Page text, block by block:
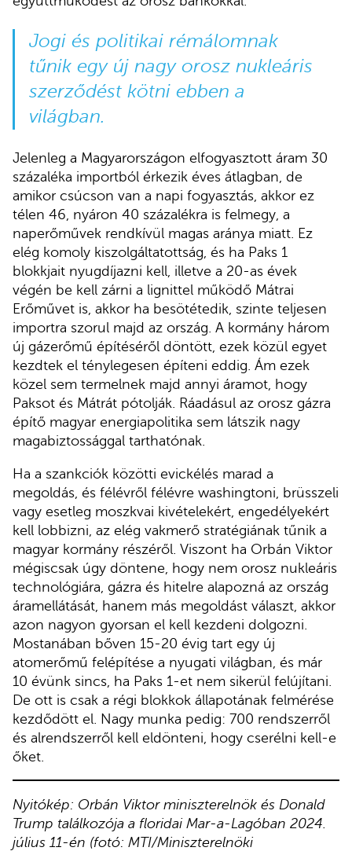
Jogi és politikai rémálomnak
tűnik egy új nagy orosz nukleáris
szerződést kötni ebben a
világban.
Jelenleg a Magyarországon elfogyasztott áram 30
százaléka importból érkezik éves átlagban, de
amikor csúcson van a napi fogyasztás, akkor ez
télen 46, nyáron 40 százalékra is felmegy, a
naperőművek rendkívül magas aránya miatt. Ez
elég komoly kiszolgáltatottság, és ha Paks 1
blokkjait nyugdíjazni kell, illetve a 20-as évek
végén be kell zárni a lignittel működő Mátrai
Erőművet is, akkor ha besötétedik, szinte teljesen
importra szorul majd az ország. A kormány három
új gázerőmű építéséről döntött, ezek közül egyet
kezdtek el ténylegesen építeni eddig. Ám ezek
közel sem termelnek majd annyi áramot, hogy
Paksot és Mátrát pótolják. Ráadásul az orosz gázra
építő magyar energiapolitika sem látszik nagy
magabiztossággal tarthatónak.
Ha a szankciók közötti evickélés marad a
megoldás, és félévről félévre washingtoni, brüsszeli
vagy esetleg moszkvai kivételekért, engedélyekért
kell lobbizni, az elég vakmerő stratégiának tűnik a
magyar kormány részéről. Viszont ha Orbán Viktor
mégiscsak úgy döntene, hogy nem orosz nukleáris
technológiára, gázra és hitelre alapozná az ország
áramellátását, hanem más megoldást választ, akkor
azon nagyon gyorsan el kell kezdeni dolgozni.
Mostanában bőven 15-20 évig tart egy új
atomerőmű felépítése a nyugati világban, és már
10 évünk sincs, ha Paks 1-et nem sikerül felújítani.
De ott is csak a régi blokkok állapotának felmérése
kezdődött el. Nagy munka pedig: 700 rendszerről
és alrendszerről kell eldönteni, hogy cserélni kell-e
őket.
Nyitókép: Orbán Viktor miniszterelnök és Donald
Trump találkozója a floridai Mar-a-Lagóban 2024.
július 11-én (fotó: MTI/Miniszterelnöki